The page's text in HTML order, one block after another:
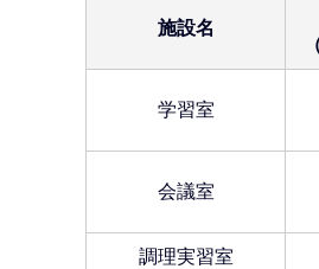
施設名
学習室
会議室
調理実習室